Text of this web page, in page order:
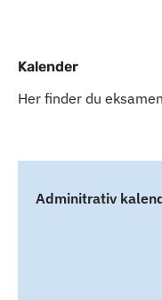
Kalender
Her finder du
Adminitrativ